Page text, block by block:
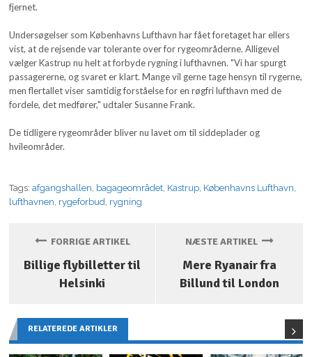
fjernet.
Undersøgelser som Københavns Lufthavn har fået foretaget har ellers
vist, at de rejsende var tolerante over for rygeområderne. Alligevel
vælger Kastrup nu helt at forbyde rygning i lufthavnen. "Vi har spurgt
passagererne, og svaret er klart. Mange vil gerne tage hensyn til rygerne,
men flertallet viser samtidig forståelse for en røgfri lufthavn med de
fordele, det medfører," udtaler Susanne Frank.
De tidligere rygeområder bliver nu lavet om til siddeplader og
hvileområder.
Tags:afgangshallen, bagageområdet, Kastrup, Københavns Lufthavn,
lufthavnen, rygeforbud, rygning
FORRIGE ARTIKEL
Billige flybilletter til
Helsinki
NÆSTE ARTIKEL
Mere Ryanair fra
Billund til London
RELATEREDE ARTIKLER